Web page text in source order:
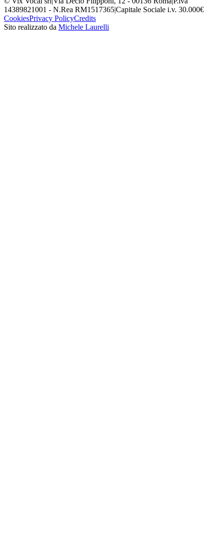
14389821001 - N.Rea RM1517365|Capitale Sociale i.v. 30.000€
CookiesPrivacy PolicyCredits
Sito realizzato da Michele Laurelli